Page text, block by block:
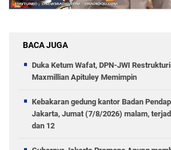
BACA JUGA
Duka Ketum Wafat, DPN-JWI
Maxmillian Apituley Memimpin
Kebakaran gedung kantor Badan
Jakarta, Jumat (7/8/2026) malam,
dan 12